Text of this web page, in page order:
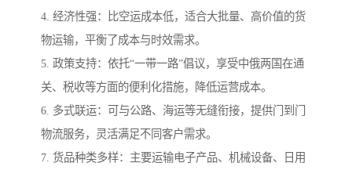
4. 经济性强：比空运成本低，适合大批量、高价值的货
物运输，平衡了成本与时效需求。
5. 政策支持：依托“一带一路”倡议，享受中俄两国在通
关、税收等方面的便利化措施，降低运营成本。
6. 多式联运：可与公路、海运等无缝衔接，提供门到门
物流服务，灵活满足不同客户需求。
7. 货品种类多样：主要运输电子产品、机械设备、日用